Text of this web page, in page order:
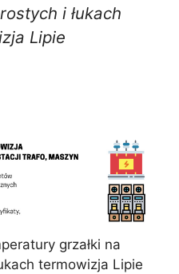
i łukach
Lipie
grzałki na
termowizja Lipie